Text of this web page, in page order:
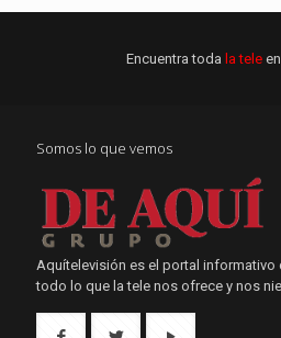
Encuentra toda la tele
Somos lo que vemos
Aquítelevisión es el portal informativo
todo lo que la tele nos ofrece y nos